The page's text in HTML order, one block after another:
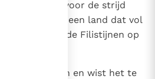
zich te Lechi voor de strijd
- er was daar een land dat vol
leger voor de Filistijnen op
dat land staan en wist het te